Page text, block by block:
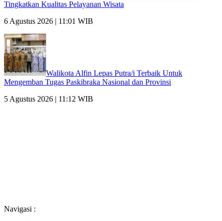
Tingkatkan Kualitas Pelayanan Wisata
6 Agustus 2026 | 11:01 WIB
Walikota Alfin Lepas Putra/i Terbaik Untuk
Mengemban Tugas Paskibraka Nasional dan Provinsi
5 Agustus 2026 | 11:12 WIB
Navigasi :